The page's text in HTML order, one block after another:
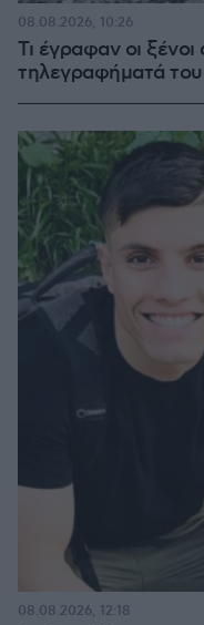
Τι έγραφαν οι
τηλεγραφήματά
08.08.2026, 10:26
08.08.2026, 12:18